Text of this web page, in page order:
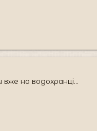
вже на водохранці...